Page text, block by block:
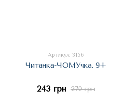
Артикул: 3156
Читанка-ЧОМУчка. 9+
270 грн
243 грн